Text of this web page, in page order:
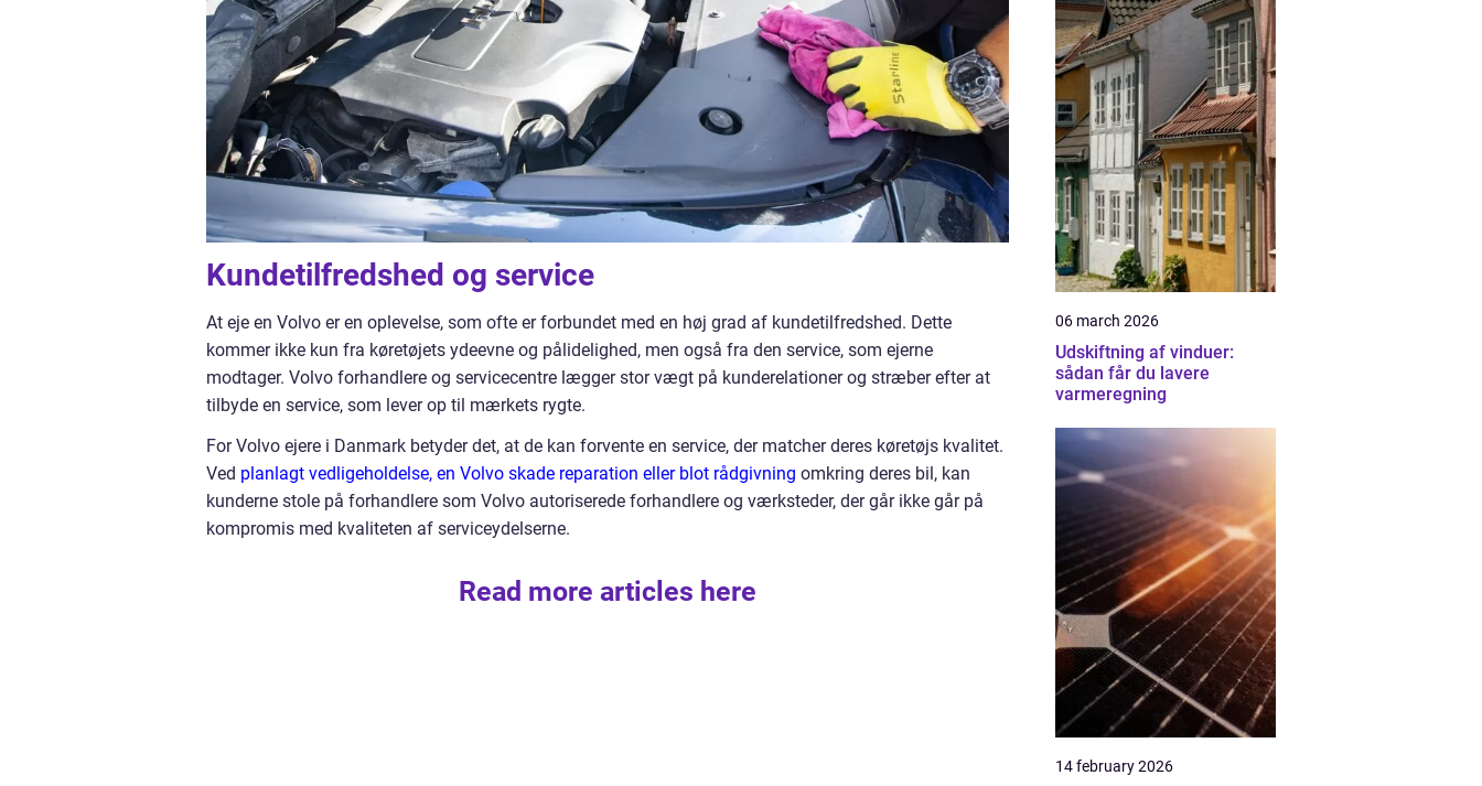
Kundetilfredshed og service
At eje en Volvo er en oplevelse, som ofte er forbundet med en høj grad af kundetilfredshed. Dette
kommer ikke kun fra køretøjets ydeevne og pålidelighed, men også fra den service, som ejerne
modtager. Volvo forhandlere og servicecentre lægger stor vægt på kunderelationer og stræber efter at
tilbyde en service, som lever op til mærkets rygte.
For Volvo ejere i Danmark betyder det, at de kan forvente en service, der matcher deres køretøjs kvalitet.
Ved planlagt vedligeholdelse, en Volvo skade reparation eller blot rådgivning omkring deres bil, kan
kunderne stole på forhandlere som Volvo autoriserede forhandlere og værksteder, der går ikke går på
kompromis med kvaliteten af serviceydelserne.
Read more articles here
06 march 2026
Udskiftning af vinduer:
sådan får du lavere
varmeregning
14 february 2026